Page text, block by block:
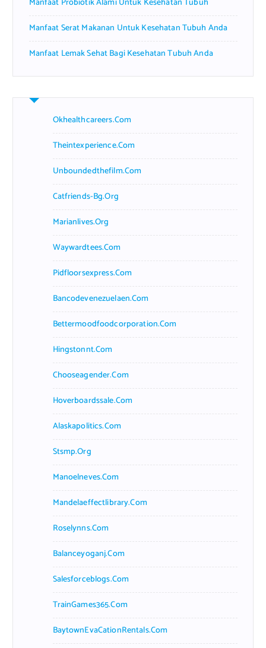
Manfaat Serat Makanan Untuk Kesehatan Tubuh Anda
Manfaat Lemak Sehat Bagi Kesehatan Tubuh Anda
Okhealthcareers.com
Theintexperience.com
Unboundedthefilm.com
Catfriends-Bg.org
Marianlives.org
Waywardtees.com
Pidfloorsexpress.com
Bancodevenezuelaen.com
Bettermoodfoodcorporation.com
Hingstonnt.com
Chooseagender.com
Hoverboardssale.com
Alaskapolitics.com
Stsmp.org
Manoelneves.com
Mandelaeffectlibrary.com
Roselynns.com
Balanceyoganj.com
Salesforceblogs.com
TrainGames365.com
BaytownEvaCationRentals.com